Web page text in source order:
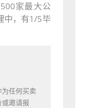
家最大公
中，有1/5毕
任何买卖
邀请报